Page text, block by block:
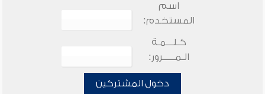
اسم
المستخدم:
كـلـــمـة
الـمـــــرور:
دخول المشتركين